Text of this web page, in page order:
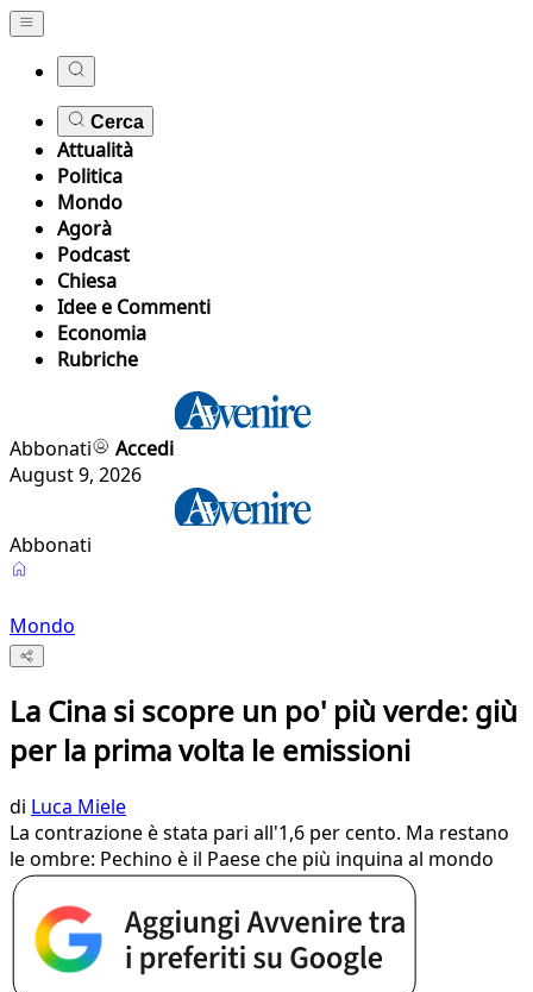
Cerca
Attualità
Politica
Mondo
Agorà
Podcast
Chiesa
Idee e Commenti
Economia
Rubriche
Abbonati
Accedi
August 9, 2026
Abbonati
Mondo
La Cina si scopre un po' più verde: giù
per la prima volta le emissioni
di Luca Miele
La contrazione è stata pari all'1,6 per cento. Ma restano
le ombre: Pechino è il Paese che più inquina al mondo